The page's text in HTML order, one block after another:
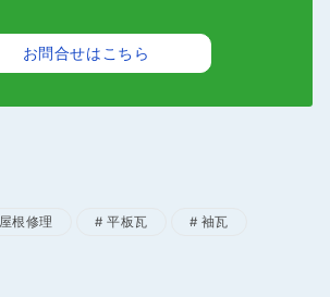
お問合せはこちら
屋根修理 平板瓦 袖瓦